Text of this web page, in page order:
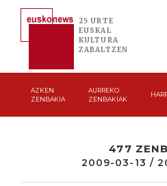
25 URTE
EUSKAL
KULTURA
ZABALTZEN
AZKEN
ZENBAKIA
AURREKO
ZENBAKIAK
477
2009-03-13 /